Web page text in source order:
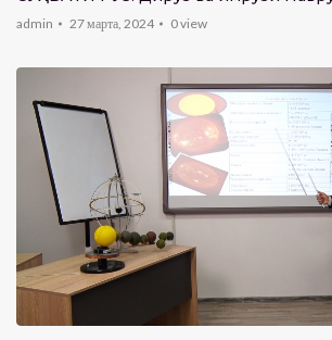
admin 27 марта, 2024 0view